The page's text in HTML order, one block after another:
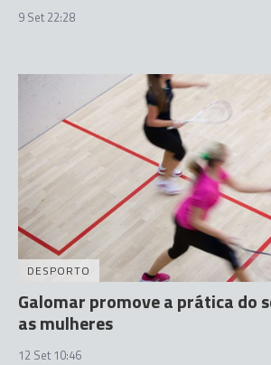
9 Set 22:28
DESPORTO
Galomar promove a prática do
as mulheres
12 Set 10:46